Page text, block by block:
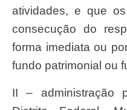
atividades, e que
consecução do
forma imediata ou
fundo patrimonial ou
II – administração pública: União, Estados,